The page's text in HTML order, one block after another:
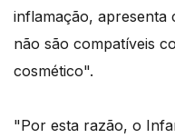
inflamação, apresenta
não são compatíveis
cosmético".
"Por esta razão, o